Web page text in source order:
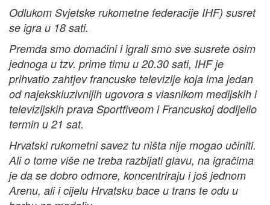
Odlukom Svjetske rukometne federacije IHF) susret
se igra u 18 sati.
Premda smo domaćini i igrali smo sve susrete osim
jednoga u tzv. prime timu u 20.30 sati, IHF je
prihvatio zahtjev francuske televizije koja ima jedan
od najekskluzivnijih ugovora s vlasnikom medijskih i
televizijskih prava Sportfiveom i Francuskoj dodijelio
termin u 21 sat.
Hrvatski rukometni savez tu ništa nije mogao učiniti.
Ali o tome više ne treba razbijati glavu, na igračima
je da se dobro odmore, koncentriraju i još jednom
Arenu, ali i cijelu Hrvatsku bace u trans te odu u